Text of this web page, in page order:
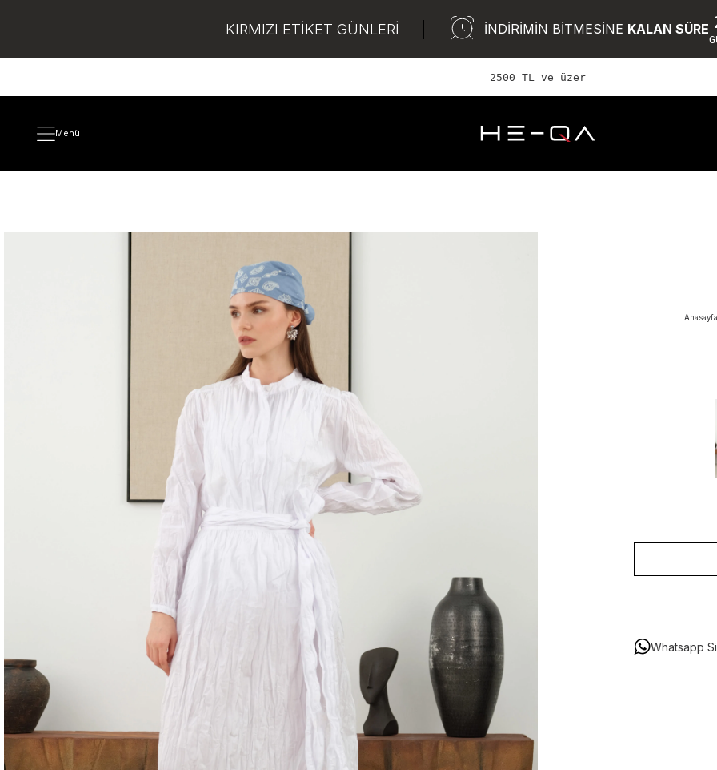
KIRMIZI ETİKET GÜNLERİ İNDİRİMİN BİTMESİNE KALAN SÜRE
2500 TL ve üzeri ÜCRETS
Menü
Anasayfa
Whatsapp